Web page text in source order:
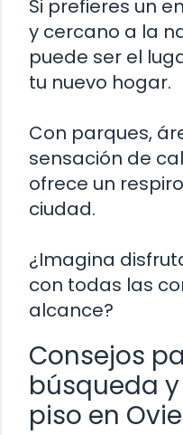
Si prefieres un
y cercano a la
puede ser el
tu nuevo hogar.
Con parques,
sensación de
ofrece un
ciudad.
¿Imagina
con todas las
alcance?
Consejos
búsqueda
piso en